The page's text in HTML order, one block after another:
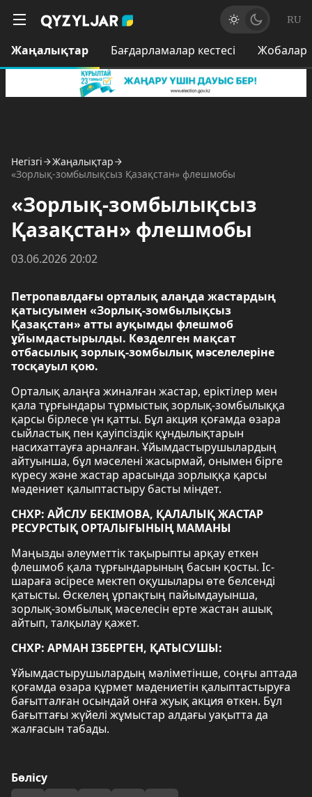
RU
Жаңалықтар Бағдарламалар кестесі Жобалар
Негізгі
Жаңалықтар
«Зорлық-зомбылықсыз Қазақстан» флешмобы
«Зорлық-зомбылықсыз
Қазақстан» флешмобы
03.06.2026 20:02
Петропавлдағы орталық алаңда жастардың
қатысуымен «Зорлық-зомбылықсыз
Қазақстан» атты ауқымды флешмоб
ұйымдастырылды. Көзделген мақсат
отбасылық зорлық-зомбылық мәселелеріне
тосқауыл қою.
Орталық алаңға жиналған жастар, еріктілер мен
қала тұрғындары тұрмыстық зорлық-зомбылыққа
қарсы бірлесе үн қатты. Бұл акция қоғамда өзара
сыйластық пен қауіпсіздік құндылықтарын
насихаттауға арналған. Ұйымдастырушылардың
айтуынша, бұл мәселені жасырмай, онымен бірге
күресу және жастар арасында зорлыққа қарсы
мәдениет қалыптастыру басты міндет.
СНХР: АЙСЛУ БЕКІМОВА, ҚАЛАЛЫҚ ЖАСТАР
РЕСУРСТЫҚ ОРТАЛЫҒЫНЫҢ МАМАНЫ
Маңызды әлеуметтік тақырыпты арқау еткен
флешмоб қала тұрғындарының басын қосты. Іс-
шараға әсіресе мектеп оқушылары өте белсенді
қатысты. Өскелең ұрпақтың пайымдауынша,
зорлық-зомбылық мәселесін ерте жастан ашық
айтып, талқылау қажет.
СНХР: АРМАН ІЗБЕРГЕН, ҚАТЫСУШЫ:
Ұйымдастырушылардың мәліметінше, соңғы аптада
қоғамда өзара құрмет мәдениетін қалыптастыруға
бағытталған осындай онға жуық акция өткен. Бұл
бағыттағы жүйелі жұмыстар алдағы уақытта да
жалғасын табады.
Бөлісу